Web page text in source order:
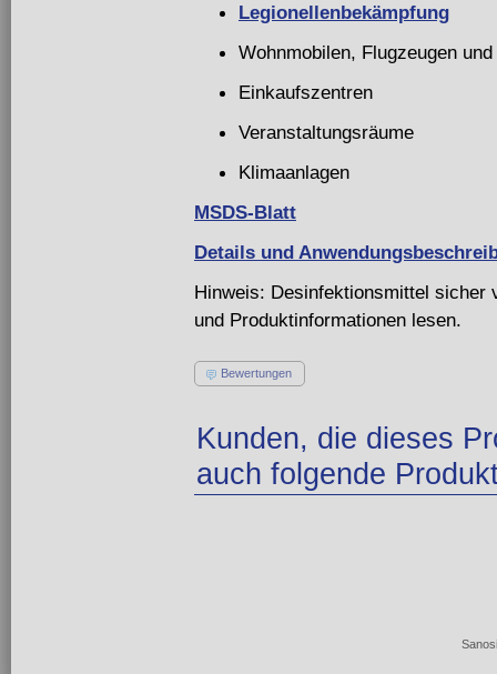
Legionellenbekämpfung
Wohnmobilen, Flugzeugen
Einkaufszentren
Veranstaltungsräume
Klimaanlagen
MSDS-Blatt
Details und
Hinweis: Desinfektionsmittel sicher
und Produktinformationen lesen.
Bewertungen
Kunden, die dieses
auch folgende